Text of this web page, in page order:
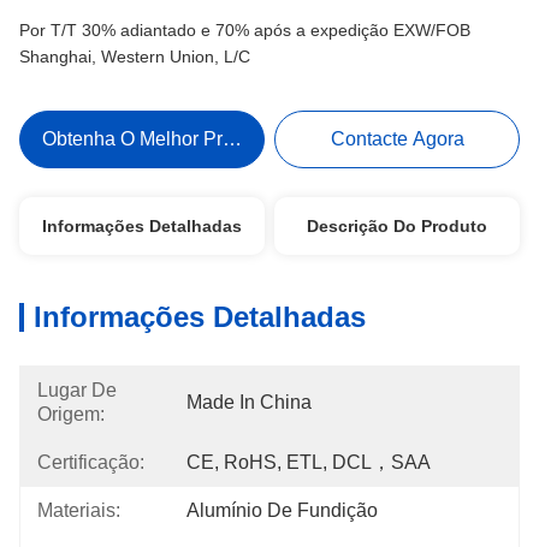
Por T/T 30% adiantado e 70% após a expedição EXW/FOB
Shanghai, Western Union, L/C
Obtenha O Melhor Preço Contacte Agora
Informações Detalhadas Descrição Do Produto
Informações Detalhadas
Lugar De
Origem:
Made In China
Certificação: CE, RoHS, ETL, DCL，SAA
Materiais: Alumínio De Fundição